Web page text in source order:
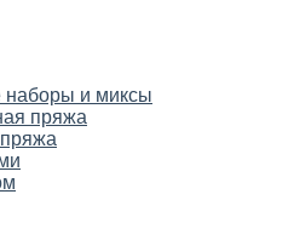
наборы и миксы
пряжа